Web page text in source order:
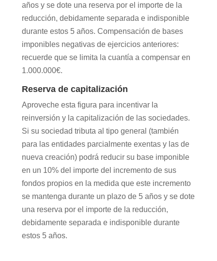
años y se dote una reserva por el importe de la
reducción, debidamente separada e indisponible
durante estos 5 años. Compensación de bases
imponibles negativas de ejercicios anteriores:
recuerde que se limita la cuantía a compensar en
1.000.000€.
Reserva de capitalización
Aproveche esta figura para incentivar la
reinversión y la capitalización de las sociedades.
Si su sociedad tributa al tipo general (también
para las entidades parcialmente exentas y las de
nueva creación) podrá reducir su base imponible
en un 10% del importe del incremento de sus
fondos propios en la medida que este incremento
se mantenga durante un plazo de 5 años y se dote
una reserva por el importe de la reducción,
debidamente separada e indisponible durante
estos 5 años.